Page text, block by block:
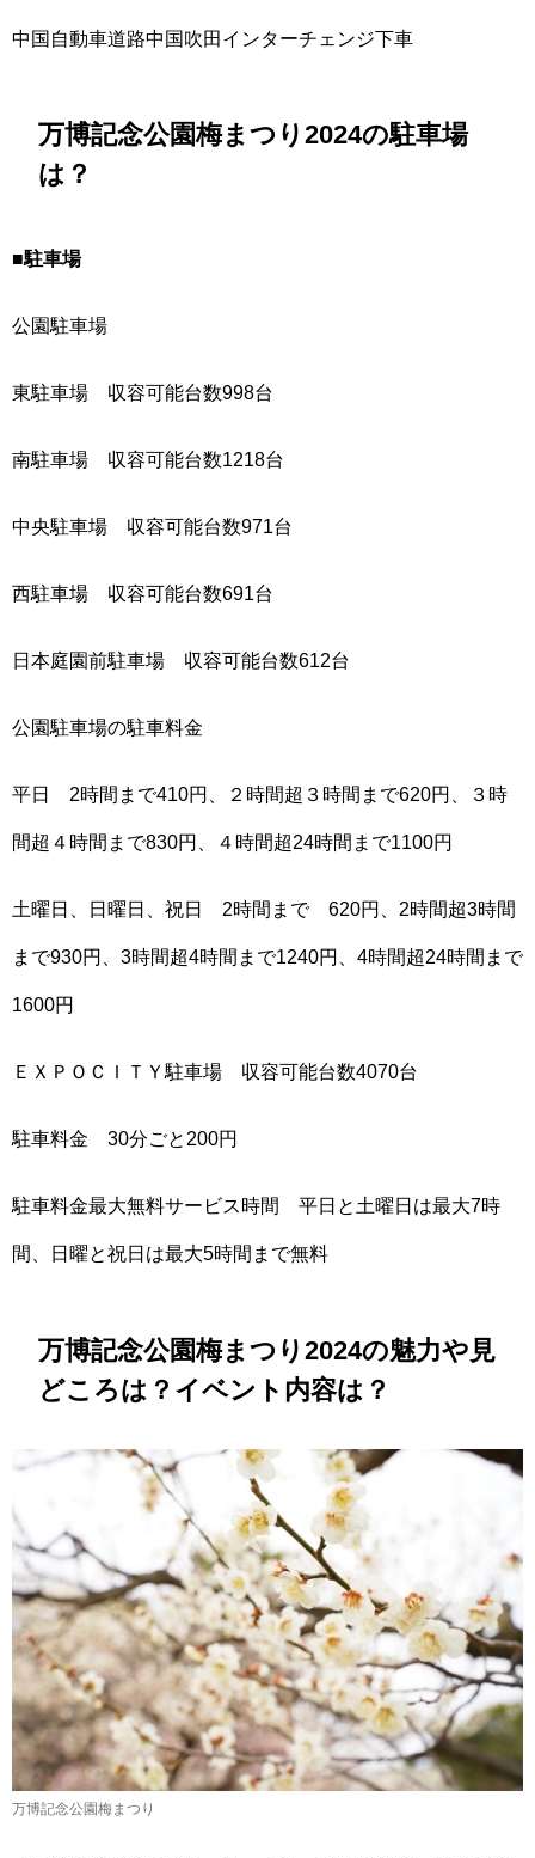
中国自動車道路中国吹田インターチェンジ下車
万博記念公園梅まつり2024の駐車場
は？
■駐車場
公園駐車場
東駐車場 収容可能台数998台
南駐車場 収容可能台数1218台
中央駐車場 収容可能台数971台
西駐車場 収容可能台数691台
日本庭園前駐車場 収容可能台数612台
公園駐車場の駐車料金
平日 2時間まで410円、２時間超３時間まで620円、３時
間超４時間まで830円、４時間超24時間まで1100円
土曜日、日曜日、祝日 2時間まで 620円、2時間超3時間
まで930円、3時間超4時間まで1240円、4時間超24時間まで
1600円
ＥＸＰＯＣＩＴＹ駐車場 収容可能台数4070台
駐車料金 30分ごと200円
駐車料金最大無料サービス時間 平日と土曜日は最大7時
間、日曜と祝日は最大5時間まで無料
万博記念公園梅まつり2024の魅力や見
どころは？イベント内容は？
万博記念公園梅まつり